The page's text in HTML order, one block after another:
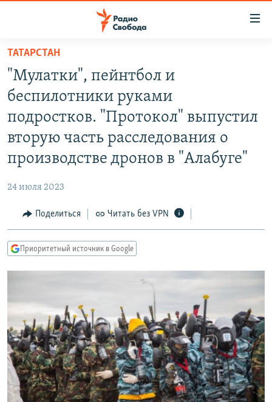
упрощенного
доступа
Вернуться
основному
содержанию
Вернутся
главной
Вернутся
поиску
ПРОГРАММЫ
ПОДКАСТЫ
АВТОРСКИЕ ПРОЕКТЫ
МНЕНИЯ
КАВКАЗ.РЕАЛИИ
СЕВЕР.РЕАЛИИ
ПОДПИШИТЕСЬ НА РАССЫЛКУ
СОЦИАЛЬНЫЕ СЕТИ
ТАТАРСТАН
"Мулатки", пейнтбол и
беспилотники руками
подростков. "Протокол" выпустил
вторую часть расследования о
производстве дронов в "Алабуге"
24 июля 2023
Поделиться Читать без VPN
Приоритетный источник в Google